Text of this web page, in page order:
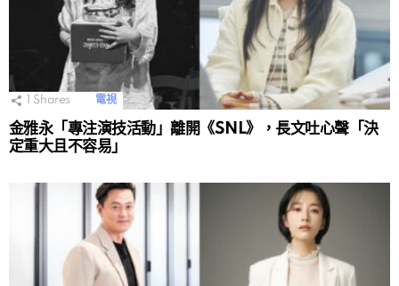
Shares 電視
金雅永「專注演技活動」離開《SNL》，長文吐心聲「決
定重大且不容易」